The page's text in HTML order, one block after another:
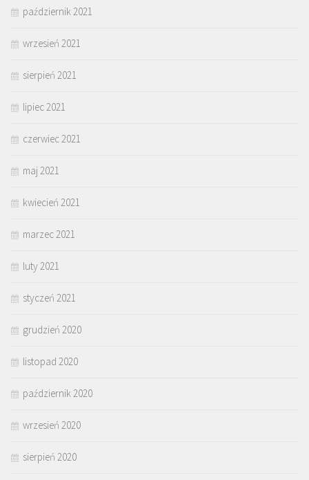
październik 2021
wrzesień 2021
sierpień 2021
lipiec 2021
czerwiec 2021
maj 2021
kwiecień 2021
marzec 2021
luty 2021
styczeń 2021
grudzień 2020
listopad 2020
październik 2020
wrzesień 2020
sierpień 2020